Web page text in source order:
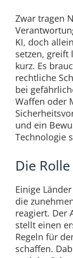
Zwar tragen
KI, doch
setzen, greift
kurz. Es
rechtliche
bei
Waffen oder
und ein
Technologie
Die
Einige
die
reagiert. Der
stellt einen
Regeln für
schaffen.